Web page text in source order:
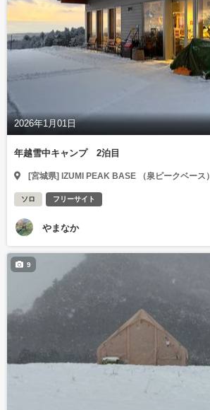
2026年1月01日
年越雪中キャンプ 2泊目
[宮城県] IZUMI PEAK BASE （泉ピークベース）
ソロ フリーサイト
やまなか
9